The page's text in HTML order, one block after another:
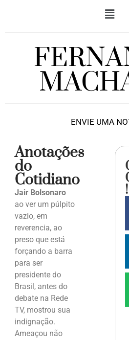
ENVIE UMA
Anotações
do
Cotidiano
Jair Bolsonaro
ao ver um púlpito
vazio, em
reverencia, ao
preso que está
forçando a barra
para ser
presidente do
Brasil, antes do
debate na Rede
TV, mostrou sua
indignação.
Ameaçou não
!